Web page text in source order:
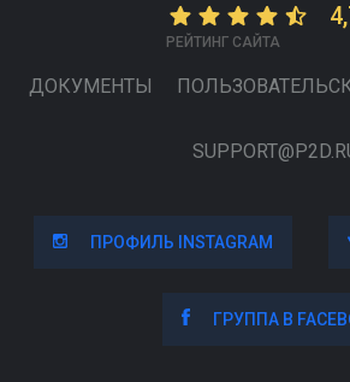
РЕЙТИНГ САЙТА
ДОКУМЕНТЫ
ПРОФИЛЬ INSTAGRAM
ПРОФИЛЬ INSTAGRAM
ГРУППА В
ГРУППА В